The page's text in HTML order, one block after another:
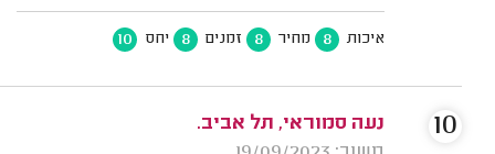
איכות 8 מחיר 8 זמנים 8 יחס 10
נעה סמוראי, תל אביב.
10